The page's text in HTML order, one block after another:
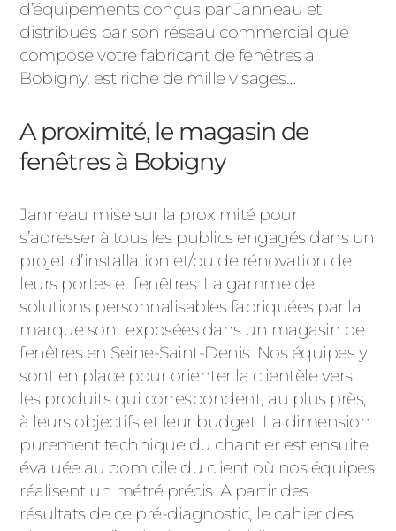
d’équipements conçus par Janneau et
distribués par son réseau commercial que
compose votre fabricant de fenêtres à
Bobigny, est riche de mille visages…
A proximité, le magasin de
fenêtres à Bobigny
Janneau mise sur la proximité pour
s’adresser à tous les publics engagés dans un
projet d’installation et/ou de rénovation de
leurs portes et fenêtres. La gamme de
solutions personnalisables fabriquées par la
marque sont exposées dans un magasin de
fenêtres en Seine-Saint-Denis. Nos équipes y
sont en place pour orienter la clientèle vers
les produits qui correspondent, au plus près,
à leurs objectifs et leur budget. La dimension
purement technique du chantier est ensuite
évaluée au domicile du client où nos équipes
réalisent un métré précis. A partir des
résultats de ce pré-diagnostic, le cahier des